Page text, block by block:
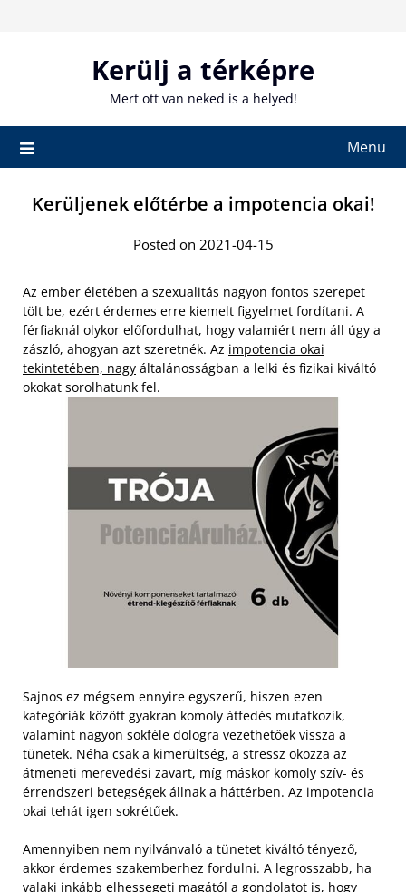
Kerülj a térképre
Mert ott van neked is a helyed!
Menu
Kerüljenek előtérbe a impotencia okai!
Posted on 2021-04-15
Az ember életében a szexualitás nagyon fontos szerepet
tölt be, ezért érdemes erre kiemelt figyelmet fordítani. A
férfiaknál olykor előfordulhat, hogy valamiért nem áll úgy a
zászló, ahogyan azt szeretnék. Az impotencia okai
tekintetében, nagy általánosságban a lelki és fizikai kiváltó
okokat sorolhatunk fel.
Sajnos ez mégsem ennyire egyszerű, hiszen ezen
kategóriák között gyakran komoly átfedés mutatkozik,
valamint nagyon sokféle dologra vezethetőek vissza a
tünetek. Néha csak a kimerültség, a stressz okozza az
átmeneti merevedési zavart, míg máskor komoly szív- és
érrendszeri betegségek állnak a háttérben. Az impotencia
okai tehát igen sokrétűek.
Amennyiben nem nyilvánvaló a tünetet kiváltó tényező,
akkor érdemes szakemberhez fordulni. A legrosszabb, ha
valaki inkább elhessegeti magától a gondolatot is, hogy